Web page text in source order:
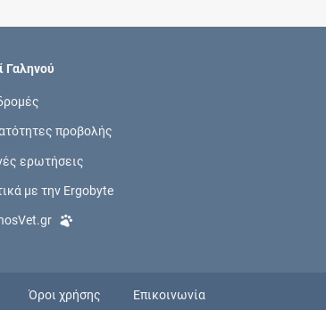
Γαληνού
προβολής
ερωτήσεις
με την Ergobyte
Όροι χρήσης Επικοινωνία